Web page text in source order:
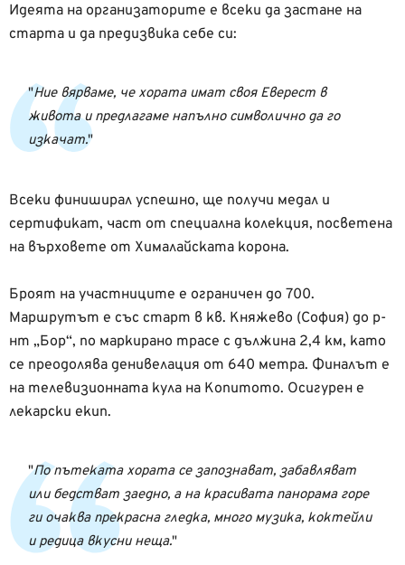
Идеята на организаторите е всеки да застане на
старта и да предизвика себе си:
Ние вярваме, че хората имат своя Еверест в
живота и предлагаме напълно символично да го
изкачат.
Всеки финиширал успешно, ще получи медал и
сертификат, част от специална колекция, посветена
на върховете от Хималайската корона.
Броят на участниците е ограничен до 700.
Маршрутът е със старт в кв. Княжево (София) до р-
нт „Бор“, по маркирано трасе с дължина 2,4 км, като
се преодолява денивелация от 640 метра. Финалът е
на телевизионната кула на Копитото. Осигурен е
лекарски екип.
По пътеката хората се запознават, забавляват
или бедстват заедно, а на красивата панорама горе
ги очаква прекрасна гледка, много музика, коктейли
и редица вкусни неща.